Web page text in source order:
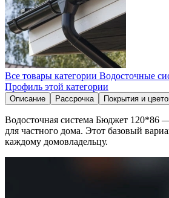
Все товары категории Водосточные
Профиль этой категории
Описание Рассрочка Покрытия и
Водосточная система Бюджет 120*86
для частного дома. Этот базовый
каждому домовладельцу.